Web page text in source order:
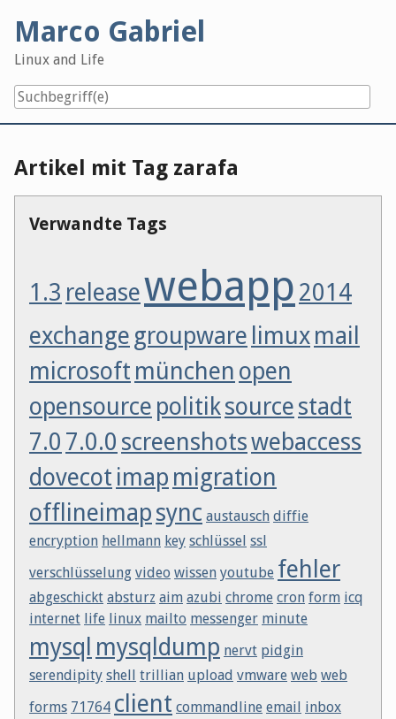
content
Marco Gabriel
Linux and Life
Artikel mit Tag zarafa
Verwandte Tags
1.3 releasewebapp 2014
exchange groupware limuxmail
microsoft münchen open
opensource politiksourcestadt
7.0 7.0.0 screenshotswebaccess
dovecot imap migration
offlineimapsync austausch diffie
encryption hellmann key schlüssel ssl
verschlüsselung video wissen youtube fehler
abgeschickt absturz aim azubi chrome cron form icq
internet life linux mailto messenger minute
mysql mysqldump nervt pidgin
serendipity shell trillian upload vmware web web
forms 71764 client commandline email inbox